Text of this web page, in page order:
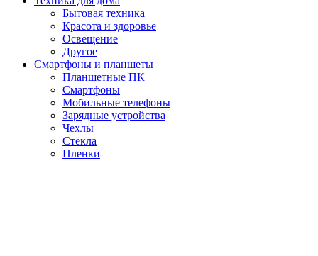
Бытовая техника
Красота и здоровье
Освещение
Другое
Смартфоны и планшеты
Планшетные ПК
Смартфоны
Мобильные телефоны
Зарядные устройства
Чехлы
Стёкла
Пленки